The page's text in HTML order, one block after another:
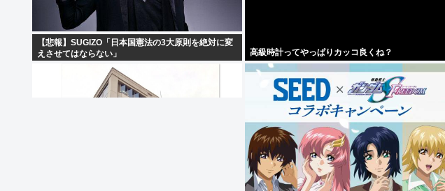
【悲報】SUGIZO「日本国憲法の3大原則を絶対に変
えさせてはならない」
高級時計ってやっぱりカッコ良くね？